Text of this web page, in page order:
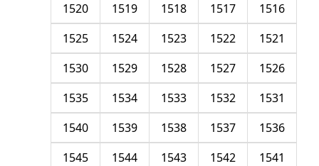
1516
1517
1518
1519
1520
1521
1522
1523
1524
1525
1526
1527
1528
1529
1530
1531
1532
1533
1534
1535
1536
1537
1538
1539
1540
1541
1542
1543
1544
1545